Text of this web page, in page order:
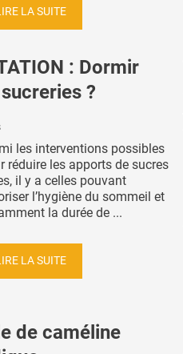
LA SUITE
: Dormir
?
les interventions possibles
réduire les apports de sucres
il y a celles pouvant
l’hygiène du sommeil et
la durée de ...
LA SUITE
de caméline